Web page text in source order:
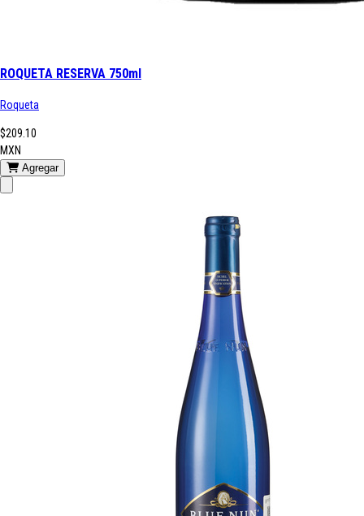
ROQUETA RESERVA 750ml
Roqueta
$209.10
MXN
Agregar